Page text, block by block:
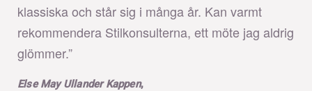
klassiska och står sig i många år. Kan varmt
rekommendera Stilkonsulterna, ett möte jag aldrig
glömmer.”
Else May Ullander Kappen,